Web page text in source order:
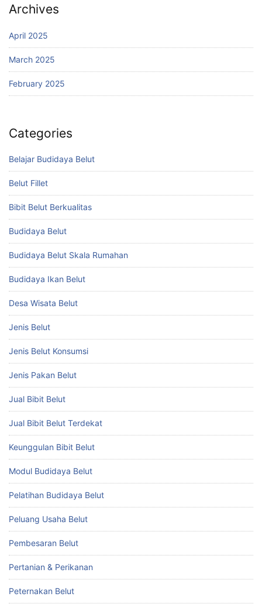
Archives
April 2025
March 2025
February 2025
Categories
Belajar Budidaya Belut
Belut Fillet
Bibit Belut Berkualitas
Budidaya Belut
Budidaya Belut Skala Rumahan
Budidaya Ikan Belut
Desa Wisata Belut
Jenis Belut
Jenis Belut Konsumsi
Jenis Pakan Belut
Jual Bibit Belut
Jual Bibit Belut Terdekat
Keunggulan Bibit Belut
Modul Budidaya Belut
Pelatihan Budidaya Belut
Peluang Usaha Belut
Pembesaran Belut
Pertanian & Perikanan
Peternakan Belut